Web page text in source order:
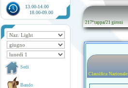
13.00-14.00
18.00-09.00
Sedi
Bando
217ª tappa/21 gironi
Classifica Nazionale